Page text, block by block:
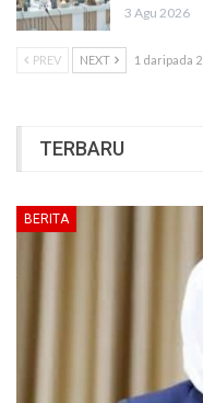
3 Agu 2026
PREV NEXT 1 daripada 2
TERBARU
BERITA